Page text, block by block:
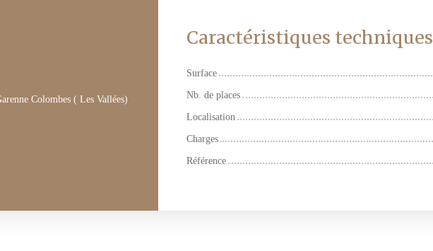
Colombes ( Les Vallées)
Caractéristiques techniques
Surface
Nb. de places
Localisation
Charges
Référence